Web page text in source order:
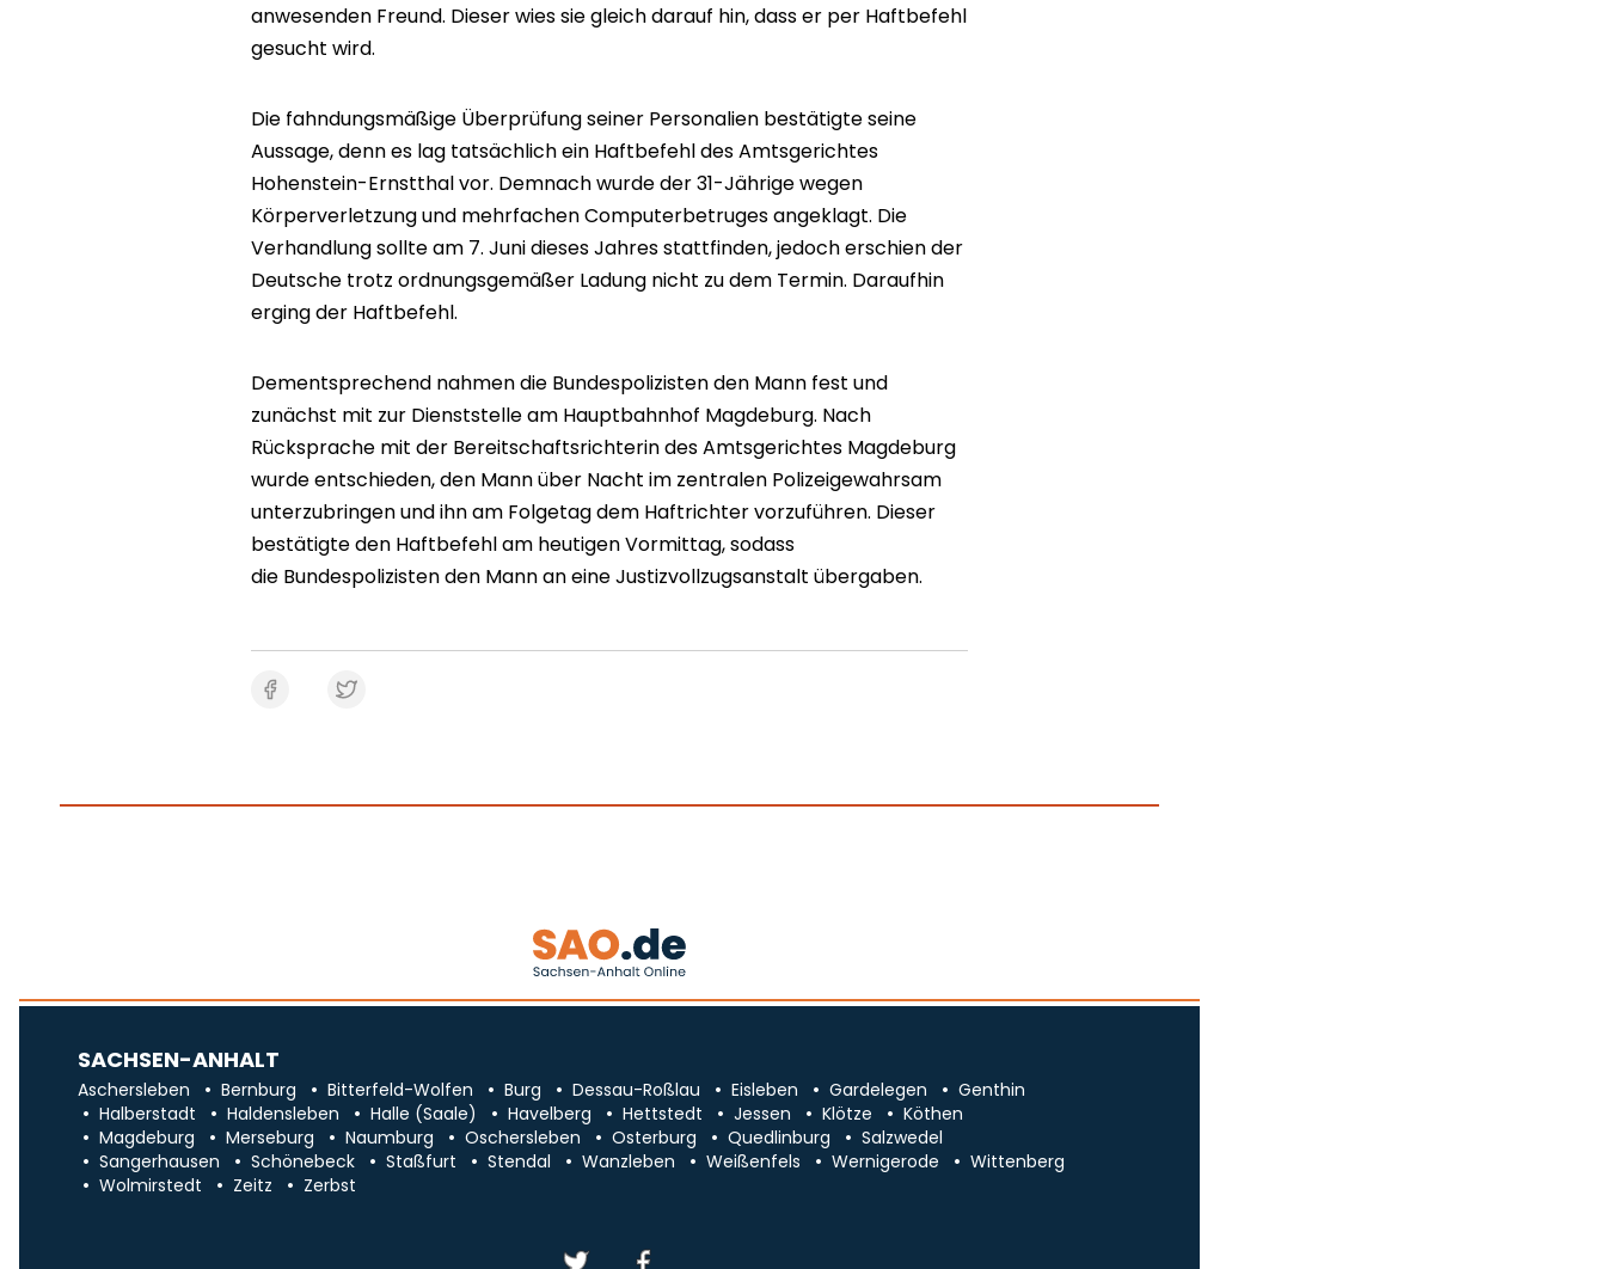
anwesenden Freund. Dieser wies sie gleich darauf hin, dass er per Haftbefehl
gesucht wird.
Die fahndungsmäßige Überprüfung seiner Personalien bestätigte seine
Aussage, denn es lag tatsächlich ein Haftbefehl des Amtsgerichtes
Hohenstein-Ernstthal vor. Demnach wurde der 31-Jährige wegen
Körperverletzung und mehrfachen Computerbetruges angeklagt. Die
Verhandlung sollte am 7. Juni dieses Jahres stattfinden, jedoch erschien der
Deutsche trotz ordnungsgemäßer Ladung nicht zu dem Termin. Daraufhin
erging der Haftbefehl.
Dementsprechend nahmen die Bundespolizisten den Mann fest und
zunächst mit zur Dienststelle am Hauptbahnhof Magdeburg. Nach
Rücksprache mit der Bereitschaftsrichterin des Amtsgerichtes Magdeburg
wurde entschieden, den Mann über Nacht im zentralen Polizeigewahrsam
unterzubringen und ihn am Folgetag dem Haftrichter vorzuführen. Dieser
bestätigte den Haftbefehl am heutigen Vormittag, sodass
die Bundespolizisten den Mann an eine Justizvollzugsanstalt übergaben.
SACHSEN-ANHALT
Aschersleben Bernburg Bitterfeld-Wolfen Burg Dessau-Roßlau Eisleben Gardelegen
Genthin
Halberstadt
Haldensleben Halle (Saale) Havelberg Hettstedt Jessen Klötze
Köthen
Magdeburg
Merseburg Naumburg Oschersleben Osterburg Quedlinburg
Salzwedel
Sangerhausen
Schönebeck Staßfurt Stendal Wanzleben Weißenfels Wernigerode
Wittenberg
Wolmirstedt
Zeitz Zerbst